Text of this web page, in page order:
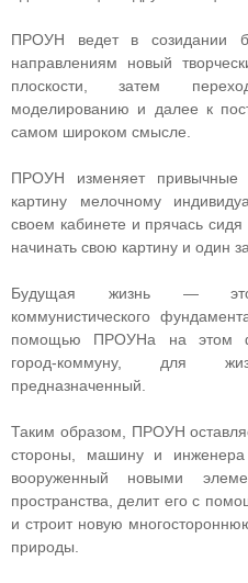
ПРОУН ведет в созидании
направлениям новый
плоскости, затем
моделированию и далее к
самом широком смысле.
ПРОУН изменяет привычные
картину мелочному
своем кабинете и прячась
начинать свою картину и один
Будущая жизнь — это
коммунистического
помощью ПРОУНа на этом
город-коммуну, для
предназначенный.
Таким образом, ПРОУН
стороны, машину и
вооруженный новыми
пространства, делит его с
и строит новую
природы.